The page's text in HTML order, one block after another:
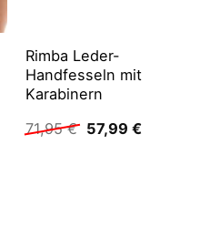
Rimba Leder-
Handfesseln mit
Karabinern
71,95€ Ursprünglicher
Preis
57,99 €Aktueller